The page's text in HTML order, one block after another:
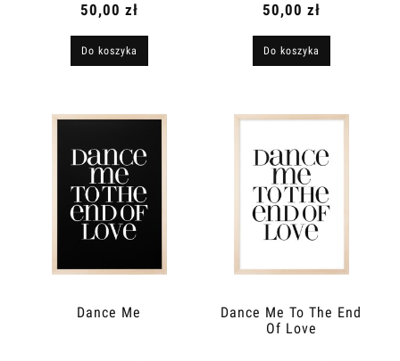
50,00 zł
Do koszyka
50,00 zł
Do koszyka
Dance Me
Dance Me To The End
Of Love